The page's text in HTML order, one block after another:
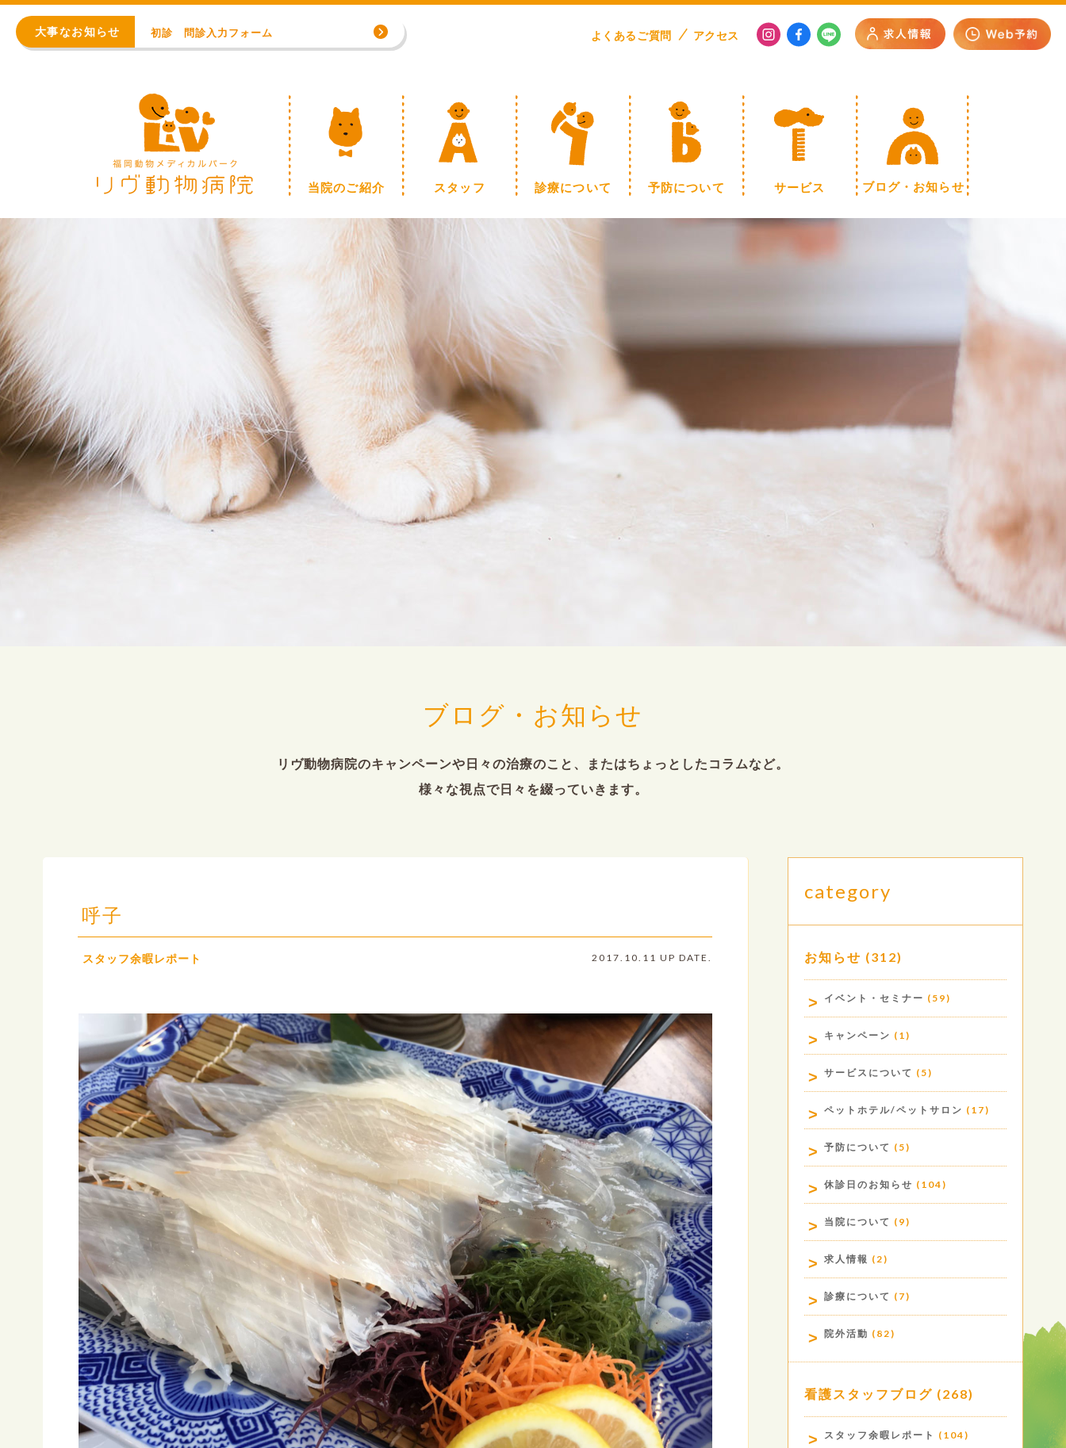
大事なお知らせ
WEB予約始まりました！
※重要※ 価格改定のお知らせ
初診 問診入力フォーム
アレルギー・アトピー・皮膚科専門外来／川野浩志先生（完全予約制）
WEB予約始まりました！
※重要※ 価格改定のお知らせ
よくあるご質問 アクセス
当院のご紹介 スタッフ 診療について 予防について サービス ブログ・お知らせ
ブログ・お知らせ
リヴ動物病院のキャンペーンや日々の治療のこと、またはちょっとしたコラムなど。
様々な視点で日々を綴っていきます。
呼子
スタッフ余暇レポート 2017.10.11 UP DATE.
category
お知らせ (312)
イベント・セミナー (59)
キャンペーン (1)
サービスについて (5)
ペットホテル/ペットサロン (17)
予防について (5)
休診日のお知らせ (104)
当院について (9)
求人情報 (2)
診療について (7)
院外活動 (82)
看護スタッフブログ (268)
スタッフ余暇レポート (104)